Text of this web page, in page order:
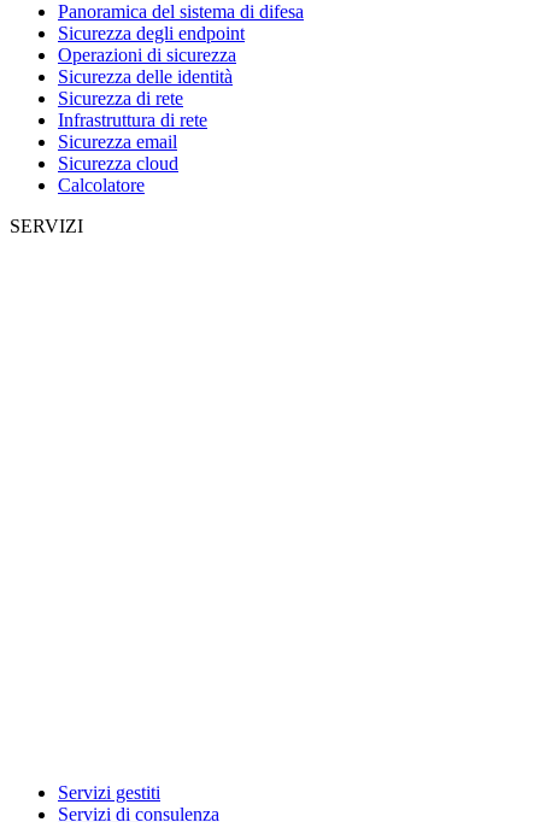
Panoramica del sistema di difesa
Sicurezza degli endpoint
Operazioni di sicurezza
Sicurezza delle identità
Sicurezza di rete
Infrastruttura di rete
Sicurezza email
Sicurezza cloud
Calcolatore
SERVIZI
Servizi gestiti
Servizi di consulenza